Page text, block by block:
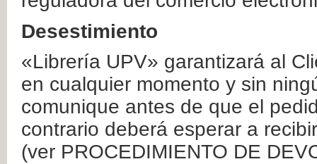
Desestimiento
«Librería UPV» garantizará al
en cualquier momento y sin
comunique antes de que el
contrario deberá esperar a
(ver PROCEDIMIENTO DE